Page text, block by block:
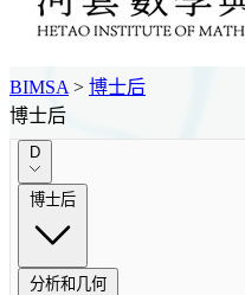
BIMSA > 博士后
博士后
D
博士后
分析和几何